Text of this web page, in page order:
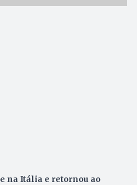
na Itália e retornou ao